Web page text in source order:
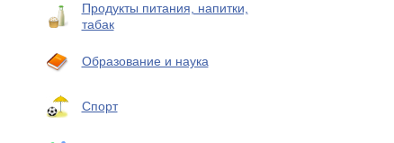
Продукты питания, напитки,
табак
Образование и наука
Спорт